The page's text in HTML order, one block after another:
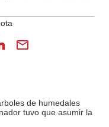
de humedales
tuvo que asumir la